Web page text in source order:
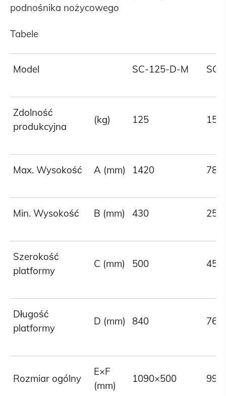
podnośnika nożycowego
Tabele
Model SC-125-D-M
Zdolność
produkcyjna
(kg) 125 150
Max. Wysokość A (mm) 1420 780
Min. Wysokość B (mm) 430 255
Szerokość
platformy
C (mm) 500 450
Długość
platformy
D (mm) 840 760
Rozmiar ogólny
E×F
(mm)
1090×500